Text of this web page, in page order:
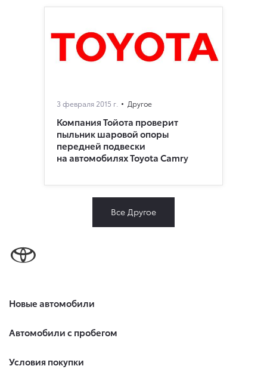
3 февраля 2015 г. Другое
Компания Тойота проверит
пыльник шаровой опоры
передней подвески
на автомобилях Toyota Camry
Все Другое
Новые автомобили
Автомобили с пробегом
Условия покупки